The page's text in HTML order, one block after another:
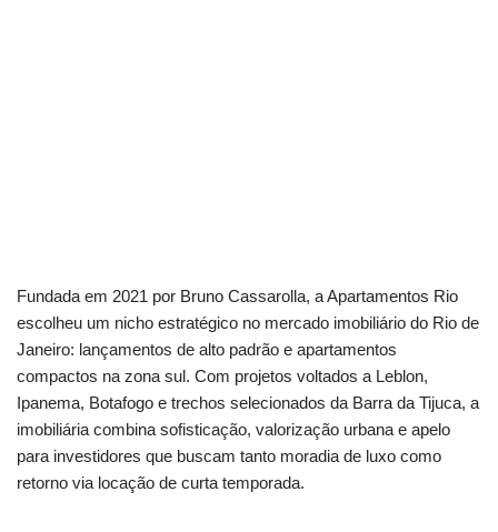
Fundada em 2021 por Bruno Cassarolla, a Apartamentos Rio
escolheu um nicho estratégico no mercado imobiliário do Rio de
Janeiro: lançamentos de alto padrão e apartamentos
compactos na zona sul. Com projetos voltados a Leblon,
Ipanema, Botafogo e trechos selecionados da Barra da Tijuca, a
imobiliária combina sofisticação, valorização urbana e apelo
para investidores que buscam tanto moradia de luxo como
retorno via locação de curta temporada.